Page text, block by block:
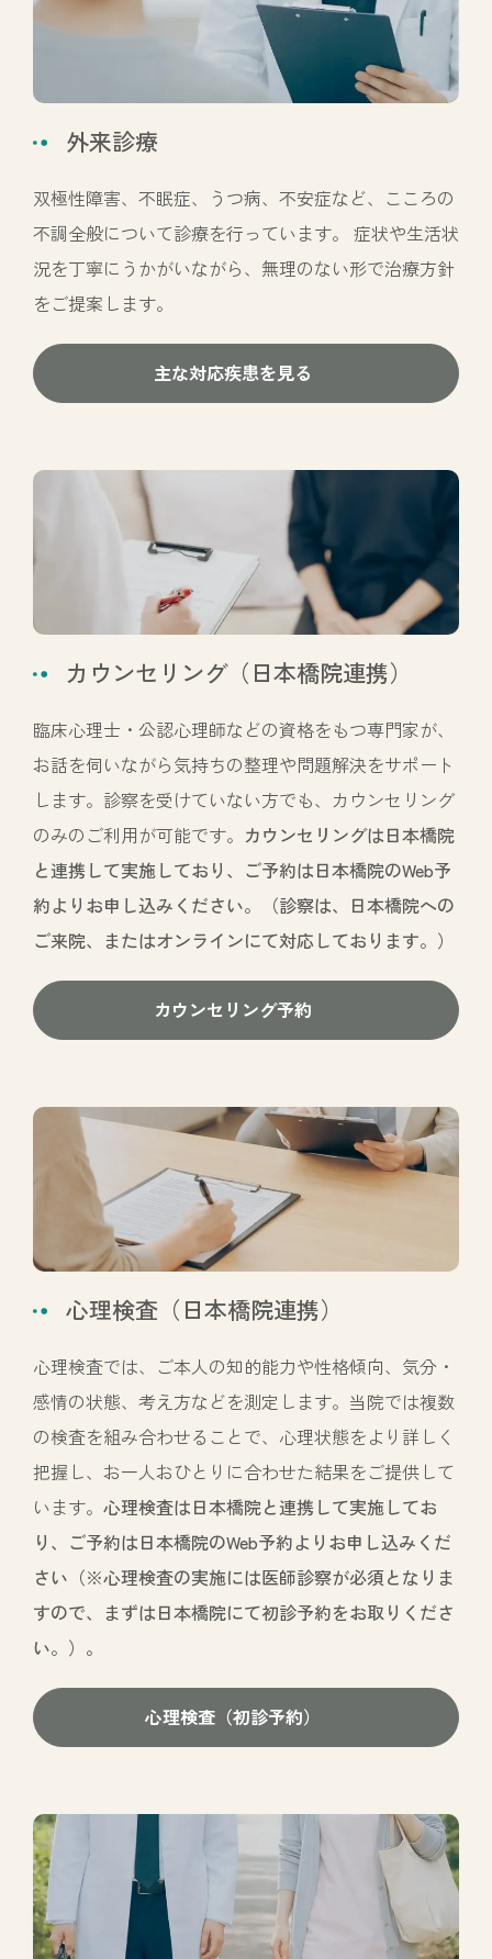
外来診療
双極性障害、不眠症、うつ病、不安症など、こころの
不調全般について診療を行っています。 症状や生活状
況を丁寧にうかがいながら、無理のない形で治療方針
をご提案します。
主な対応疾患を見る
カウンセリング（日本橋院連携）
臨床心理士・公認心理師などの資格をもつ専門家が、
お話を伺いながら気持ちの整理や問題解決をサポート
します。診察を受けていない方でも、カウンセリング
のみのご利用が可能です。 カウンセリングは日本橋院
と連携して実施しており、ご予約は日本橋院のWeb予
約よりお申し込みください。（診察は、日本橋院への
ご来院、またはオンラインにて対応しております。）
カウンセリング予約
心理検査（日本橋院連携）
心理検査では、ご本人の知的能力や性格傾向、気分・
感情の状態、考え方などを測定します。当院では複数
の検査を組み合わせることで、心理状態をより詳しく
把握し、お一人おひとりに合わせた結果をご提供して
います。 心理検査は日本橋院と連携して実施してお
り、ご予約は日本橋院のWeb予約よりお申し込みくだ
さい（※心理検査の実施には医師診察が必須となりま
すので、まずは日本橋院にて初診予約をお取りくださ
い。）。
心理検査（初診予約）